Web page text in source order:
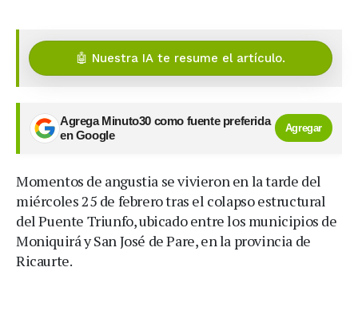
🤖 Nuestra IA te resume el artículo.
Agrega Minuto30 como fuente preferida
en Google
Agregar
Momentos de angustia se vivieron en la tarde del
miércoles 25 de febrero tras el colapso estructural
del Puente Triunfo, ubicado entre los municipios de
Moniquirá y San José de Pare, en la provincia de
Ricaurte.